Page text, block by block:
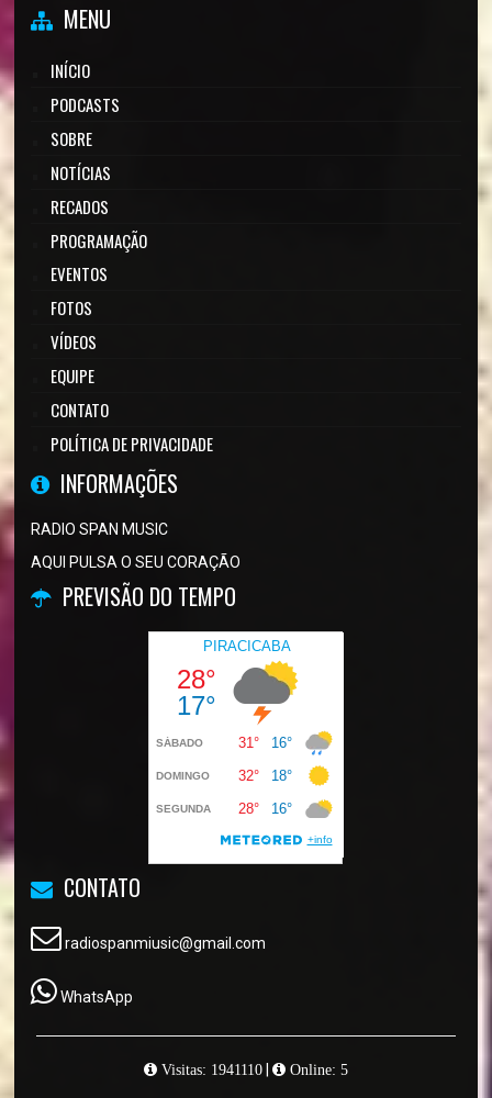
MENU
INÍCIO
PODCASTS
SOBRE
NOTÍCIAS
RECADOS
PROGRAMAÇÃO
EVENTOS
FOTOS
VÍDEOS
EQUIPE
CONTATO
POLÍTICA DE PRIVACIDADE
INFORMAÇÕES
RADIO SPAN MUSIC
AQUI PULSA O SEU CORAÇÃO
PREVISÃO DO TEMPO
CONTATO
radiospanmiusic@gmail.com
WhatsApp
Visitas: 1941110| Online: 5